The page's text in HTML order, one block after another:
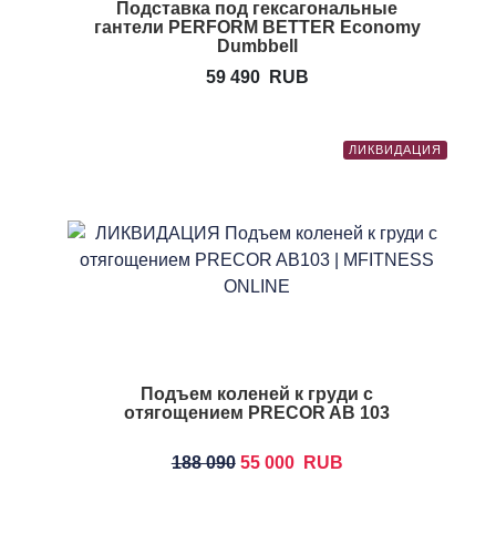
Подставка под гексагональные
гантели PERFORM BETTER Economy
Dumbbell
59 490
RUB
ЛИКВИДАЦИЯ
Подъем коленей к груди с
отягощением PRECOR AB 103
188 090 55 000 RUB